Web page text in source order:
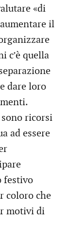
«di
il
c’è quella
dare loro
ricorsi
ad essere
festivo
coloro che
motivi di